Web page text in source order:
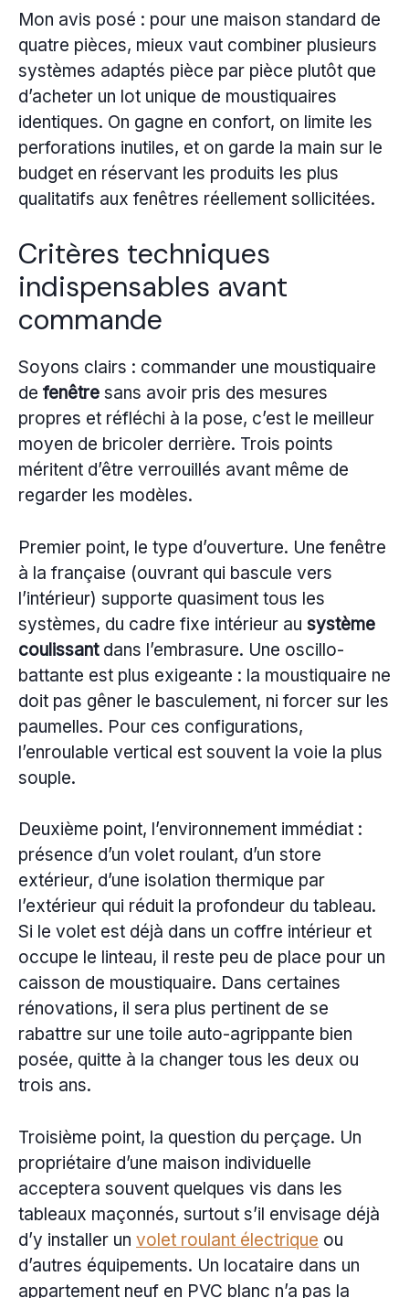
Mon avis posé : pour une maison standard de
quatre pièces, mieux vaut combiner plusieurs
systèmes adaptés pièce par pièce plutôt que
d’acheter un lot unique de moustiquaires
identiques. On gagne en confort, on limite les
perforations inutiles, et on garde la main sur le
budget en réservant les produits les plus
qualitatifs aux fenêtres réellement sollicitées.
Critères techniques
indispensables avant
commande
Soyons clairs : commander une moustiquaire
de fenêtre sans avoir pris des mesures
propres et réfléchi à la pose, c’est le meilleur
moyen de bricoler derrière. Trois points
méritent d’être verrouillés avant même de
regarder les modèles.
Premier point, le type d’ouverture. Une fenêtre
à la française (ouvrant qui bascule vers
l’intérieur) supporte quasiment tous les
systèmes, du cadre fixe intérieur au système
coulissantdans l’embrasure. Une oscillo-
battante est plus exigeante : la moustiquaire ne
doit pas gêner le basculement, ni forcer sur les
paumelles. Pour ces configurations,
l’enroulable vertical est souvent la voie la plus
souple.
Deuxième point, l’environnement immédiat :
présence d’un volet roulant, d’un store
extérieur, d’une isolation thermique par
l’extérieur qui réduit la profondeur du tableau.
Si le volet est déjà dans un coffre intérieur et
occupe le linteau, il reste peu de place pour un
caisson de moustiquaire. Dans certaines
rénovations, il sera plus pertinent de se
rabattre sur une toile auto-agrippante bien
posée, quitte à la changer tous les deux ou
trois ans.
Troisième point, la question du perçage. Un
propriétaire d’une maison individuelle
acceptera souvent quelques vis dans les
tableaux maçonnés, surtout s’il envisage déjà
d’y installer un volet roulant électrique ou
d’autres équipements. Un locataire dans un
appartement neuf en PVC blanc n’a pas la